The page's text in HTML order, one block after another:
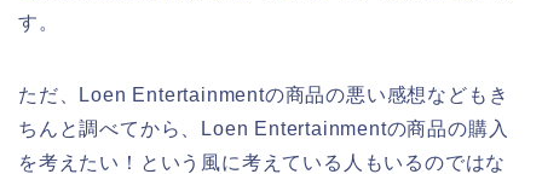
す。
ただ、Loen Entertainmentの商品の悪い感想などもき
ちんと調べてから、Loen Entertainmentの商品の購入
を考えたい！という風に考えている人もいるのではな